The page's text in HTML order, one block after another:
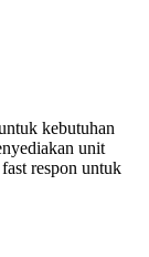
kebutuhan
unit
respon untuk